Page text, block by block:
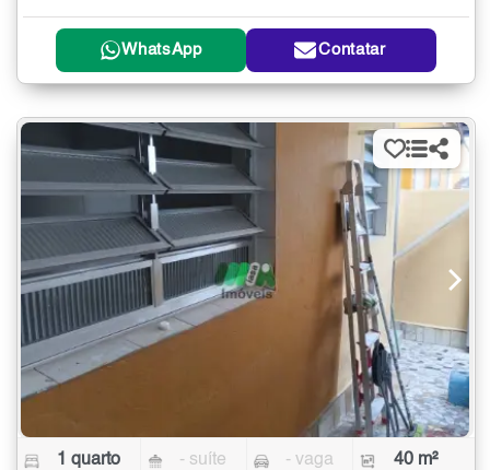
WhatsApp Contatar
1 quarto - suíte - vaga 40 m²